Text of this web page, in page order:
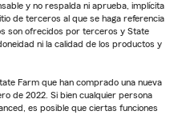
y no respalda ni aprueba, implícita
de terceros al que se haga referencia
son ofrecidos por terceros y State
ni la calidad de los productos y
Farm que han comprado una nueva
de 2022. Si bien cualquier persona
es posible que ciertas funciones